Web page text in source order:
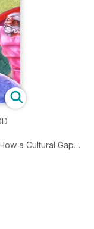
a Cultural Gap
Clicker Culture—
to Kansas;
Recants—An
Really a